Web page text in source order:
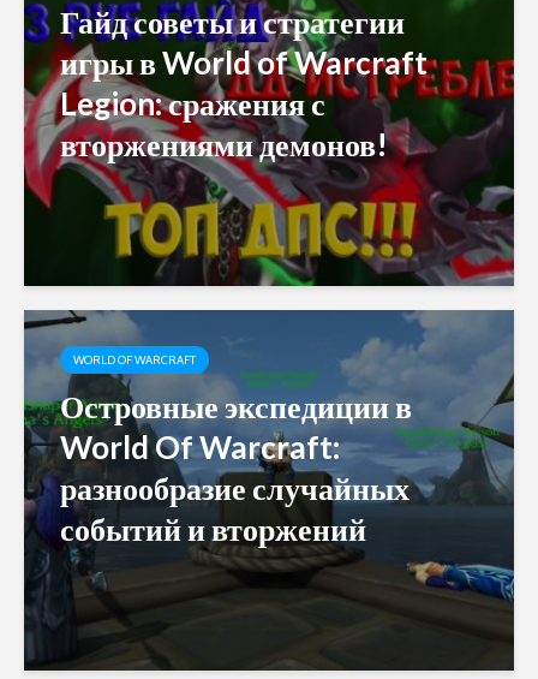
Гайд советы и стратегии
игры в World of Warcraft
Legion: сражения с
вторжениями демонов!
WORLD OF WARCRAFT
Островные экспедиции в
World Of Warcraft:
разнообразие случайных
событий и вторжений